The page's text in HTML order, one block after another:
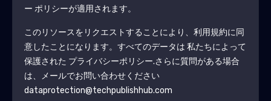
ー ポリシーが適用されます。
このリソースをリクエストすることにより、利用規約に同
意したことになります。すべてのデータは 私たちによって
保護された プライバシーポリシー.さらに質問がある場合
は、メールでお問い合わせください
dataprotection@techpublishhub.com